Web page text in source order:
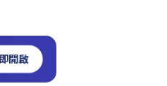
開啟